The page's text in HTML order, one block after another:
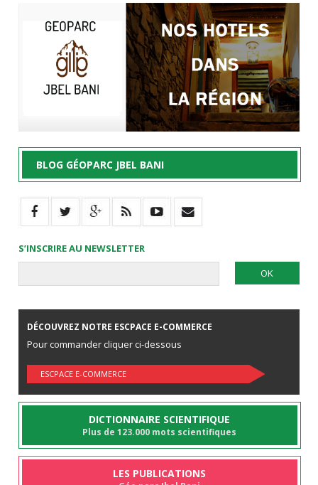
BLOG GÉOPARC JBEL BANI
S’INSCRIRE AU NEWSLETTER
DÉCOUVREZ NOTRE ESCPACE E-COMMERCE
Pour commander cliquer ci-dessous
ESCPACE E-COMMERCE
DICTIONNAIRE SCIENTIFIQUE
Plus de 123.000 mots scientifiques
LES PUBLICATIONS